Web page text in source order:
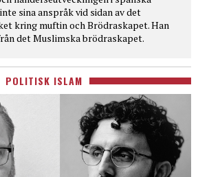
sina anspråk vid sidan av det
kring muftin och Brödraskapet. Han
det Muslimska brödraskapet.
POLITISK ISLAM